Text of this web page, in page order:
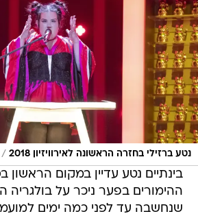
נטע ברזילי בחזרה הראשונה לאירוויזיון 2018 /
בינתיים נטע עדיין במקום הראשון
ההימורים בפער ניכר על בולגריה
שנחשבה עד לפני כמה ימים